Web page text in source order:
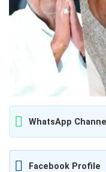
WhatsApp Channel
Facebook Profile